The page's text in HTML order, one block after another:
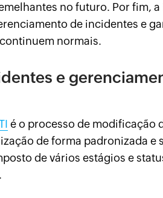
no futuro. Por fim,
de incidentes e
normais.
e
é o processo de modificação
de forma padronizada e
de vários estágios e